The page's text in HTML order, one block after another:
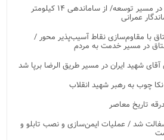
چالوس آماده جهشی تازه در مسیر توسعه/ از ساماندهی ۱۴ کیلومتر
عمرانی
با مقاوم‌سازی نقاط آسیب‌پذیر محور /
در مسیر خدمت به مردم
نکا چوب به رهبر شهید انقلاب
تاریخ معاصر
شد / عملیات ایمن‌سازی و نصب تابلو و